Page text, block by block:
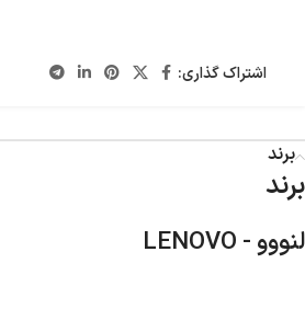
اشتراک گذاری:
برند
برند
لنووو - LENOVO